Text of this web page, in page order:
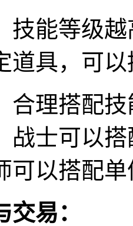
技能等级
道具，可
合理搭配
战士可以
可以搭配
易：